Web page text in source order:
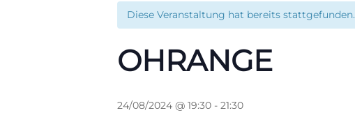
Diese Veranstaltung hat bereits stattgefunden.
OHRANGE
24/08/2024 @ 19:30 - 21:30